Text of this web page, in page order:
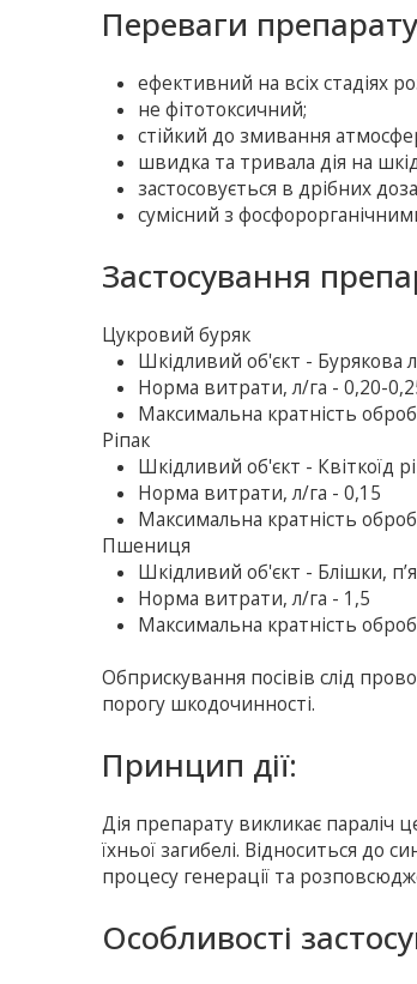
Переваги
ефективний на всіх стадіях
не фітотоксичний;
стійкий до змивання
швидка та тривала дія на
застосовується в дрібних
сумісний з
Застосування
Цукровий буряк
Шкiдливий об'єкт - Бурякова
Норма витрати, л/га - 0,20-
Максимальна кратність
Ріпак
Шкiдливий об'єкт - Квіткоїд
Норма витрати, л/га - 0,15
Максимальна кратність
Пшениця
Шкiдливий об'єкт - Блішки,
Норма витрати, л/га - 1,5
Максимальна кратність
Обприскування посівів слід
порогу шкодочинності.
Принцип дії:
Дія препарату викликає параліч
їхньої загибелі. Відноситься
процесу генерації та
Особливості